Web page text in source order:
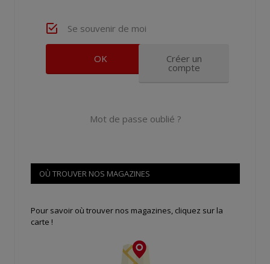
Se souvenir de moi
Créer un
compte
Mot de passe oublié ?
OÙ TROUVER NOS MAGAZINES
Pour savoir où trouver nos magazines, cliquez sur la
carte !